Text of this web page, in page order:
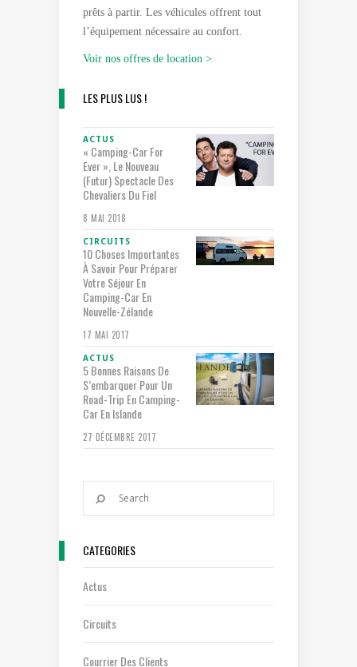
prêts à partir. Les véhicules offrent tout
l’équipement nécessaire au confort.
Voir nos offres de location >
LES PLUS LUS !
ACTUS
« Camping-Car For
Ever », Le Nouveau
(futur) Spectacle Des
Chevaliers Du Fiel
8 MAI 2018
CIRCUITS
10 Choses Importantes
À Savoir Pour Préparer
Votre Séjour En
Camping-Car En
Nouvelle-Zélande
17 MAI 2017
ACTUS
5 Bonnes Raisons De
S’embarquer Pour Un
Road-Trip En Camping-
Car En Islande
27 DÉCEMBRE 2017
CATEGORIES
Actus
Circuits
Courrier Des Clients